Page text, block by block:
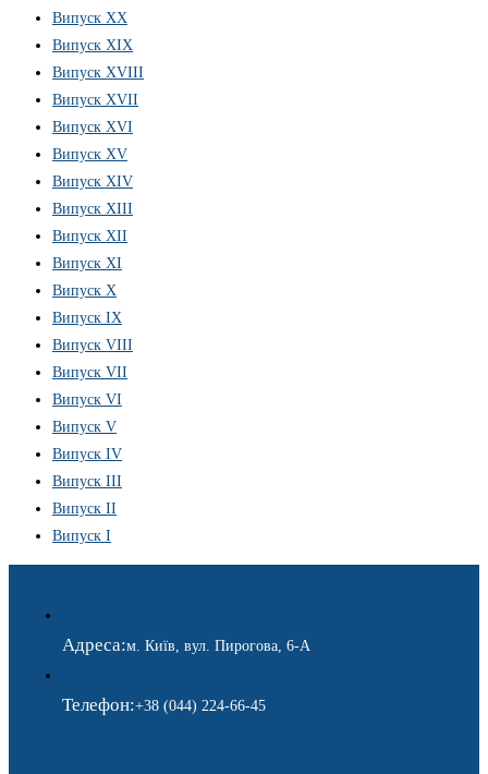
Випуск XX
Випуск XIX
Випуск XVIII
Випуск XVII
Випуск XVI
Випуск XV
Випуск XIV
Випуск XIII
Випуск XII
Випуск XI
Випуск X
Випуск IX
Випуск VIII
Випуск VII
Випуск VI
Випуск V
Випуск IV
Випуск III
Випуск II
Випуск I
Адреса:м. Київ, вул. Пирогова, 6-А
Телефон:+38 (044) 224-66-45